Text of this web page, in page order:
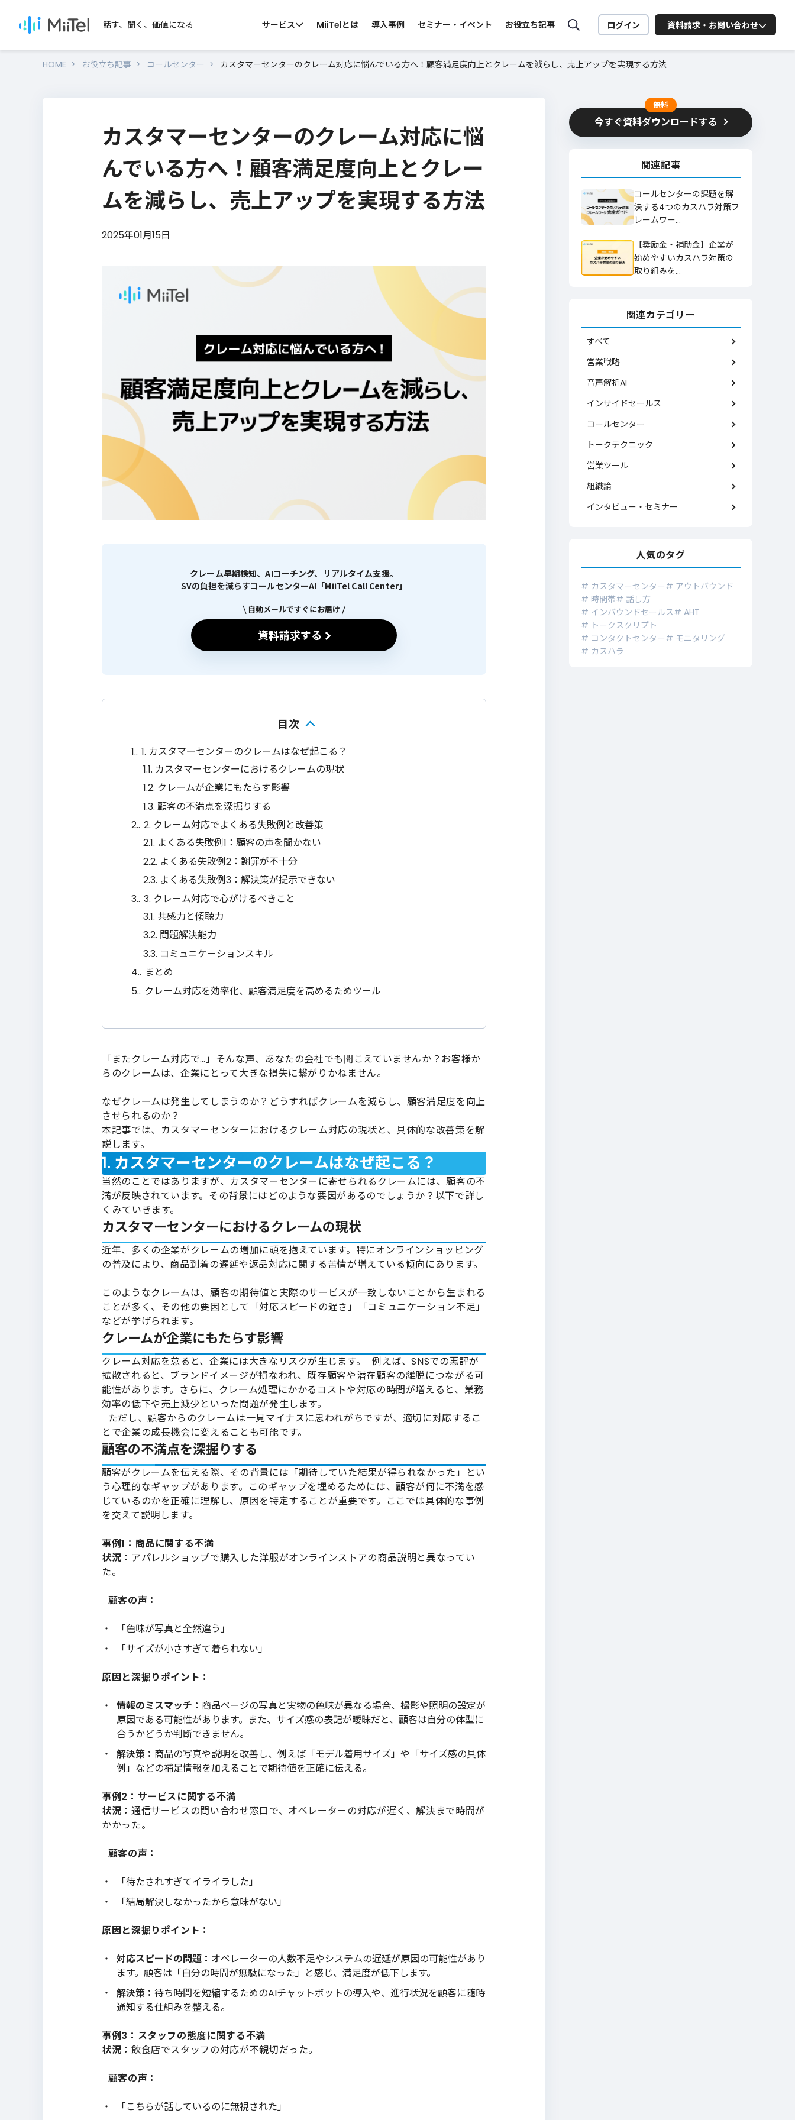
話す、聞く、価値になる サービス
MiiTel Phone
MiiTel Meetings
MiiTel Call Center
MiiTel Incoming
セールス向け
テレアポ・営業電話
対面営業・窓口業務
コールセンター向け
スーパーバイザー支援
カスタマーサポート向け
セミナーを配信中
詳細を見る
MiiTelとは 導入事例 セミナー・イベント お役立ち記事 ログイン 資料請求・お問い合わせ
営業ノウハウを学びたい
資料をダウンロードいただけます。
MiiTelのサービスについて知りたい お問い合わせはこちら
サービスに関するお問い合わせはこちら
お問い合わせ
HOME お役立ち記事 コールセンター カスタマーセンターのクレーム対応に悩んでいる方へ！顧客満足度向上とクレームを減らし、売上アップを実現する方法
カスタマーセンターのクレーム対応に悩
んでいる方へ！顧客満足度向上とクレー
ムを減らし、売上アップを実現する方法
2025年01月15日
クレーム早期検知、AIコーチング、リアルタイム支援。
SVの負担を減らすコールセンターAI「MiiTel Call Center」
自動メールですぐにお届け
資料請求する
目次
1. 1. カスタマーセンターのクレームはなぜ起こる？
1.1. カスタマーセンターにおけるクレームの現状
1.2. クレームが企業にもたらす影響
1.3. 顧客の不満点を深掘りする
2. 2. クレーム対応でよくある失敗例と改善策
2.1. よくある失敗例1：顧客の声を聞かない
2.2. よくある失敗例2：謝罪が不十分
2.3. よくある失敗例3：解決策が提示できない
3. 3. クレーム対応で心がけるべきこと
3.1. 共感力と傾聴力
3.2. 問題解決能力
3.3. コミュニケーションスキル
4. まとめ
5. クレーム対応を効率化、顧客満足度を高めるためツール
「またクレーム対応で…」そんな声、あなたの会社でも聞こえていませんか？お客様か
らのクレームは、企業にとって大きな損失に繋がりかねません。
なぜクレームは発生してしまうのか？どうすればクレームを減らし、顧客満足度を向上
させられるのか？
本記事では、カスタマーセンターにおけるクレーム対応の現状と、具体的な改善策を解
説します。
1. カスタマーセンターのクレームはなぜ起こる？
当然のことではありますが、カスタマーセンターに寄せられるクレームには、顧客の不
満が反映されています。その背景にはどのような要因があるのでしょうか？以下で詳し
くみていきます。
カスタマーセンターにおけるクレームの現状
近年、多くの企業がクレームの増加に頭を抱えています。特にオンラインショッピング
の普及により、商品到着の遅延や返品対応に関する苦情が増えている傾向にあります。
このようなクレームは、顧客の期待値と実際のサービスが一致しないことから生まれる
ことが多く、その他の要因として「対応スピードの遅さ」「コミュニケーション不足」
などが挙げられます。
クレームが企業にもたらす影響
クレーム対応を怠ると、企業には大きなリスクが生じます。 例えば、SNSでの悪評が
拡散されると、ブランドイメージが損なわれ、既存顧客や潜在顧客の離脱につながる可
能性があります。さらに、クレーム処理にかかるコストや対応の時間が増えると、業務
効率の低下や売上減少といった問題が発生します。
ただし、顧客からのクレームは一見マイナスに思われがちですが、適切に対応するこ
とで企業の成長機会に変えることも可能です。
顧客の不満点を深掘りする
顧客がクレームを伝える際、その背景には「期待していた結果が得られなかった」とい
う心理的なギャップがあります。このギャップを埋めるためには、顧客が何に不満を感
じているのかを正確に理解し、原因を特定することが重要です。ここでは具体的な事例
を交えて説明します。
事例1：商品に関する不満
状況： アパレルショップで購入した洋服がオンラインストアの商品説明と異なってい
た。
顧客の声：
「色味が写真と全然違う」
「サイズが小さすぎて着られない」
原因と深掘りポイント：
情報のミスマッチ： 商品ページの写真と実物の色味が異なる場合、撮影や照明の設定が
原因である可能性があります。また、サイズ感の表記が曖昧だと、顧客は自分の体型に
合うかどうか判断できません。
解決策： 商品の写真や説明を改善し、例えば「モデル着用サイズ」や「サイズ感の具体
例」などの補足情報を加えることで期待値を正確に伝える。
事例2：サービスに関する不満
状況： 通信サービスの問い合わせ窓口で、オペレーターの対応が遅く、解決まで時間が
かかった。
顧客の声：
「待たされすぎてイライラした」
「結局解決しなかったから意味がない」
原因と深掘りポイント：
対応スピードの問題： オペレーターの人数不足やシステムの遅延が原因の可能性があり
ます。顧客は「自分の時間が無駄になった」と感じ、満足度が低下します。
解決策： 待ち時間を短縮するためのAIチャットボットの導入や、進行状況を顧客に随時
通知する仕組みを整える。
事例3：スタッフの態度に関する不満
状況： 飲食店でスタッフの対応が不親切だった。
顧客の声：
「こちらが話しているのに無視された」
無料
今すぐ資料ダウンロードする
関連記事
コールセンターの課題を解
決する4つのカスハラ対策フ
レームワー…
【奨励金・補助金】企業が
始めやすいカスハラ対策の
取り組みを…
関連カテゴリー
すべて
営業戦略
音声解析AI
インサイドセールス
コールセンター
トークテクニック
営業ツール
組織論
インタビュー・セミナー
人気のタグ
# カスタマーセンター# アウトバウンド
# 時間帯# 話し方
# インバウンドセールス# AHT
# トークスクリプト
# コンタクトセンター# モニタリング
# カスハラ